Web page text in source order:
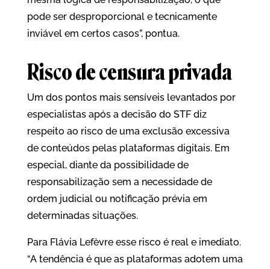
pode ser desproporcional e tecnicamente
inviável em certos casos”, pontua.
Risco de censura privada
Um dos pontos mais sensíveis levantados por
especialistas após a decisão do STF diz
respeito ao risco de uma exclusão excessiva
de conteúdos pelas plataformas digitais. Em
especial, diante da possibilidade de
responsabilização sem a necessidade de
ordem judicial ou notificação prévia em
determinadas situações.
Para Flávia Lefèvre esse risco é real e imediato.
“A tendência é que as plataformas adotem uma